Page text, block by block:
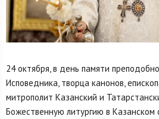
24 октября, в день памяти
Исповедника, творца канонов,
митрополит Казанский и
Божественную литургию в Казанском